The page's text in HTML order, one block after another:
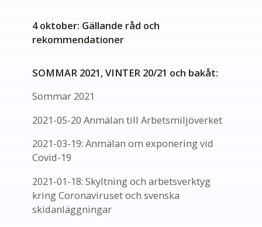
4 oktober: Gällande råd och
rekommendationer
SOMMAR 2021, VINTER 20/21 och bakåt:
Sommar 2021
2021-05-20 Anmälan till Arbetsmiljöverket
2021-03-19: Anmälan om exponering vid
Covid-19
2021-01-18: Skyltning och arbetsverktyg
kring Coronaviruset och svenska
skidanläggningar